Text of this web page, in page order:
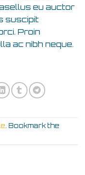
eu auctor
suscipit
Proin
ac nibh neque.
. Bookmark the